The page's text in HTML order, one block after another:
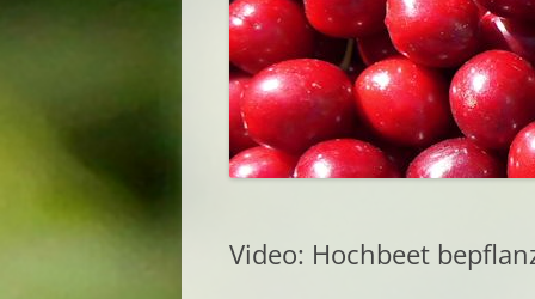
SPÄTSOMMER-REZEPTE
Video: Hochbeet